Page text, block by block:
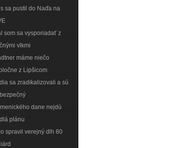
sa pustil do Naďa na
som sa vysporiadať z
vlkmi
máme niečo
z Lipšicom
sa zradikalizovali a sú
dane nejdú
plánu
spravil verejný dlh 80